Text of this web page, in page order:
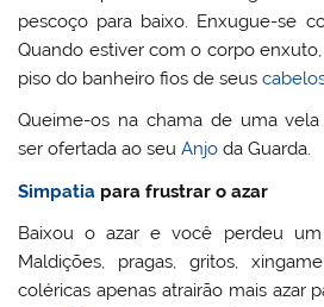
pescoço para baixo. Enxugue-se
Quando estiver com o corpo
piso do banheiro fios de seus
Queime-os na chama de uma
ser ofertada ao seuAnjo da Guarda.
Simpatia para frustrar o azar
Baixou o azar e você perdeu
Maldições, pragas, gritos,
coléricas apenas atrairão mais azar